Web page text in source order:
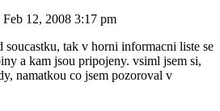
Feb 12, 2008 3:17 pm
tak v horni informacni liste se
a kam jsou pripojeny. vsiml jsem si,
namatkou co jsem pozoroval v